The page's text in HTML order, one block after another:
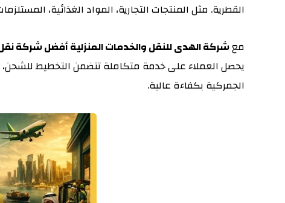
القطرية. مثل المنتجات التجارية، المواد الغذائية،
معشركة الهدى للنقل والخدمات المنزلية أفضل شركة نقل بضائع
يحصل العملاء على خدمة متكاملة تتضمن التخطيط للشحن،
الجمركية بكفاءة عالية.